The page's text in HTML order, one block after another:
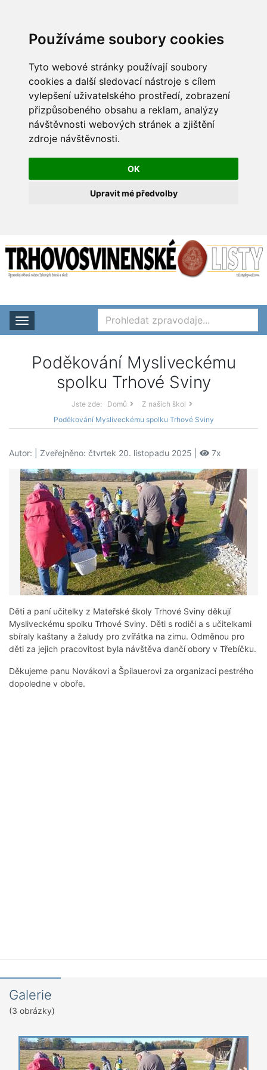
Používáme soubory cookies
Tyto webové stránky používají soubory
cookies a další sledovací nástroje s cílem
vylepšení uživatelského prostředí, zobrazení
přizpůsobeného obsahu a reklam, analýzy
návštěvnosti webových stránek a zjištění
zdroje návštěvnosti.
OK
Upravit mé předvolby
Rozbalit nabídku
Poděkování Mysliveckému
spolku Trhové Sviny
Jste zde: Domů
Z našich škol
Poděkování Mysliveckému spolku Trhové Sviny
Autor: | Zveřejněno: čtvrtek 20. listopadu 2025 | 7x
Děti a paní učitelky z Mateřské školy Trhové Sviny děkují
Mysliveckému spolku Trhové Sviny. Děti s rodiči a s učitelkami
sbíraly kaštany a žaludy pro zvířátka na zimu. Odměnou pro
děti za jejich pracovitost byla návštěva dančí obory v Třebíčku.
Děkujeme panu Novákovi a Špilauerovi za organizaci pestrého
dopoledne v oboře.
Galerie
(3 obrázky)